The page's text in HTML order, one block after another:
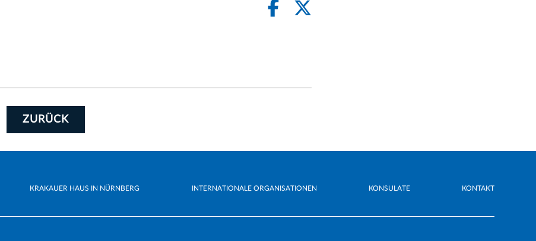
ZURÜCK
KRAKAUER HAUS IN NÜRNBERG INTERNATIONALE ORGANISATIONEN KONSULATE KONTAKT